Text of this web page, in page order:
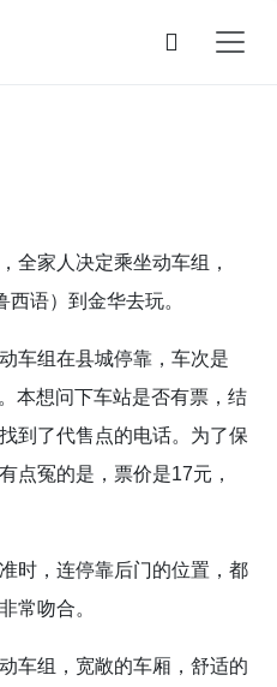
全家人决定乘坐动车组，
西语）到金华去玩。
车组在县城停靠，车次是
本想问下车站是否有票，结
到了代售点的电话。为了保
点冤的是，票价是17元，
时，连停靠后门的位置，都
常吻合。
车组，宽敞的车厢，舒适的